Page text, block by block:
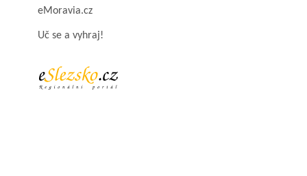
eMoravia.cz
Uč se a vyhraj!